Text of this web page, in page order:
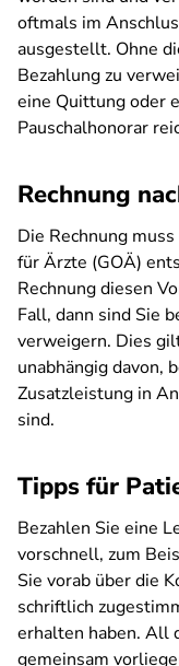
oftmals im
ausgestellt. Ohne
Bezahlung zu
eine Quittung oder
Pauschalhonorar
Rechnung
Die Rechnung
für Ärzte (GOÄ)
Rechnung diesen
Fall, dann sind Sie
verweigern. Dies
unabhängig davon,
Zusatzleistung in
sind.
Tipps für
Bezahlen Sie eine
vorschnell, zum
Sie vorab über die
schriftlich
erhalten haben. All
gemeinsam